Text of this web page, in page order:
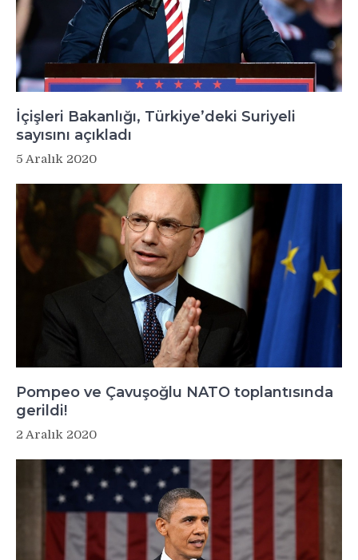
İçişleri Bakanlığı, Türkiye’deki Suriyeli
sayısını açıkladı
5 Aralık 2020
Pompeo ve Çavuşoğlu NATO toplantısında
gerildi!
2 Aralık 2020